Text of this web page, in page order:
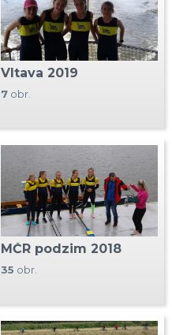
Vltava 2019
7 obr.
MČR podzim 2018
35 obr.